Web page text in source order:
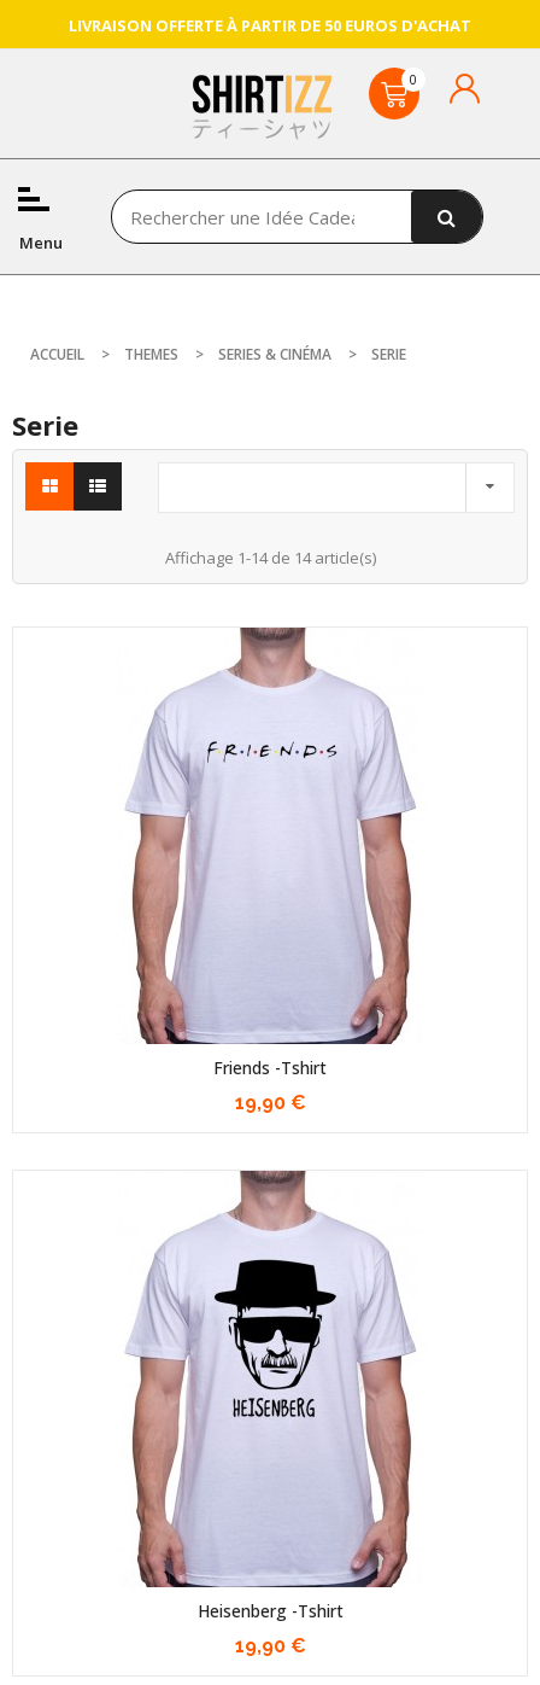
LIVRAISON OFFERTE À PARTIR DE 50 EUROS D'ACHAT
Menu
ACCUEIL THEMES SERIES & CINÉMA SERIE
Serie

Affichage 1-14 de 14 article(s)
Friends -Tshirt
19,90 €
Heisenberg -Tshirt
19,90 €